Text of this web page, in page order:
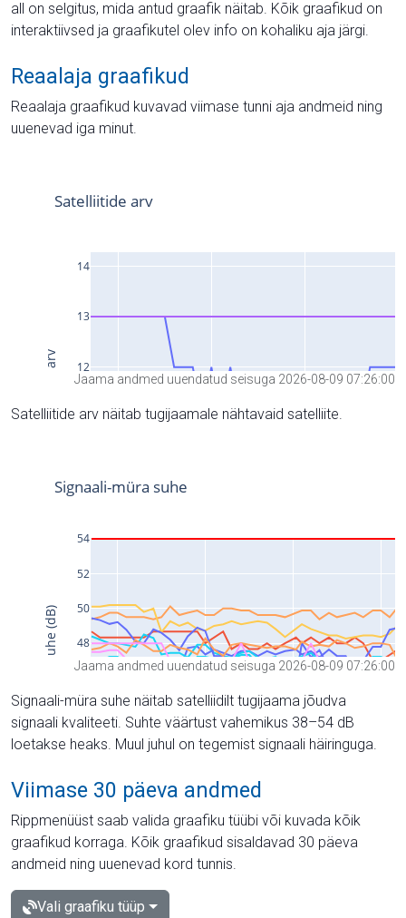
all on selgitus, mida antud graafik näitab. Kõik graafikud on
interaktiivsed ja graafikutel olev info on kohaliku aja järgi.
Reaalaja graafikud
Reaalaja graafikud kuvavad viimase tunni aja andmeid ning
uuenevad iga minut.
Jaama andmed uuendatud seisuga 2026-08-09 07:26:00
Satelliitide arv näitab tugijaamale nähtavaid satelliite.
Jaama andmed uuendatud seisuga 2026-08-09 07:26:00
Signaali-müra suhe näitab satelliidilt tugijaama jõudva
signaali kvaliteeti. Suhte väärtust vahemikus 38–54 dB
loetakse heaks. Muul juhul on tegemist signaali häiringuga.
Viimase 30 päeva andmed
Rippmenüüst saab valida graafiku tüübi või kuvada kõik
graafikud korraga. Kõik graafikud sisaldavad 30 päeva
andmeid ning uuenevad kord tunnis.
Vali graafiku tüüp